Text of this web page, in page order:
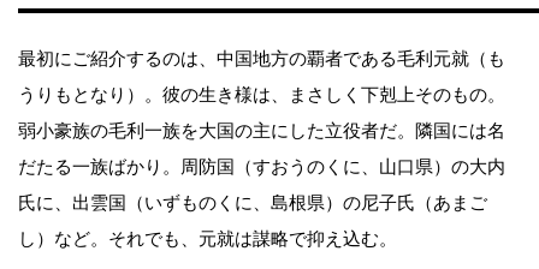
最初にご紹介するのは、中国地方の覇者である毛利元就（も
うりもとなり）。彼の生き様は、まさしく下剋上そのもの。
弱小豪族の毛利一族を大国の主にした立役者だ。隣国には名
だたる一族ばかり。周防国（すおうのくに、山口県）の大内
氏に、出雲国（いずものくに、島根県）の尼子氏（あまご
し）など。それでも、元就は謀略で抑え込む。